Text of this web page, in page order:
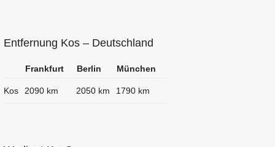
Entfernung Kos – Deutschland
Frankfurt Berlin München
Kos 2090 km 2050 km 1790 km